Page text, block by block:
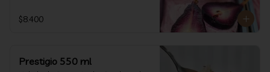
$8.400
Prestigio 550 ml